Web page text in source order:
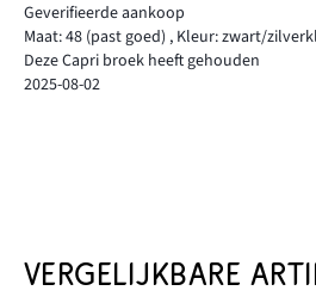
Geverifieerde aankoop
Maat: 48 (past goed) , Kleur: zwart/
Deze Capri broek heeft gehouden
2025-08-02
VERGELIJKBARE